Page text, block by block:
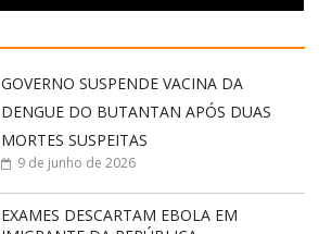
GOVERNO SUSPENDE VACINA DA
DENGUE DO BUTANTAN APÓS DUAS
MORTES SUSPEITAS
9 de junho de 2026
EXAMES DESCARTAM EBOLA EM